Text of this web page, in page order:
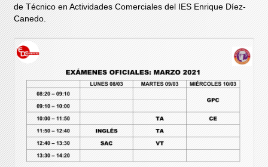
de Técnico en Actividades Comerciales del IES Enrique Díez-
Canedo.